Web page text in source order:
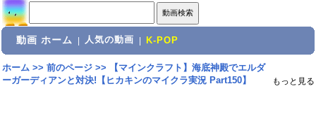
動画 ホーム 人気の動画 K-POP
ホーム>> 前のページ>>
【マインクラフト】海底神殿でエルダ
ーガーディアンと対決!【ヒカキンのマイクラ実況 Part150】
もっと見る